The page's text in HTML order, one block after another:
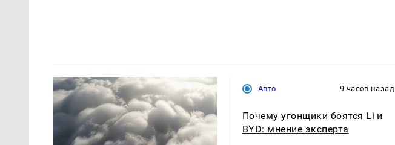
Авто 9 часов назад
Почему угонщики боятся Li и
BYD: мнение эксперта